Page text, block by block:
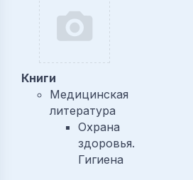
Книги
Медицинская
литература
Охрана
здоровья.
Гигиена